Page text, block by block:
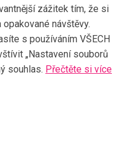
zážitek tím, že si
návštěvy.
s používáním VŠECH
„Nastavení souborů
souhlas. Přečtěte si více